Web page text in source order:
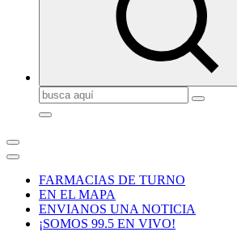
Buscar:
FARMACIAS DE TURNO
EN EL MAPA
ENVIANOS UNA NOTICIA
¡SOMOS 99.5 EN VIVO!